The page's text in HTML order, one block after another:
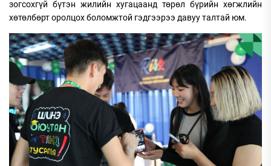
зогсохгүй бүтэн жилийн хугацаанд төрөл бүрийн хөгжлийн
хөтөлбөрт оролцох боломжтой гэдгээрээ давуу талтай юм.